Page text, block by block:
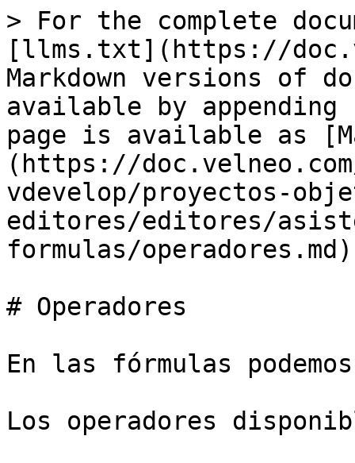
> For the complete
[llms.txt](https://
Markdown versions of
available by
page is available as
(https://
vdevelop/proyectos-
editores/editores/
formulas/
# Operadores
En las fórmulas
Los operadores